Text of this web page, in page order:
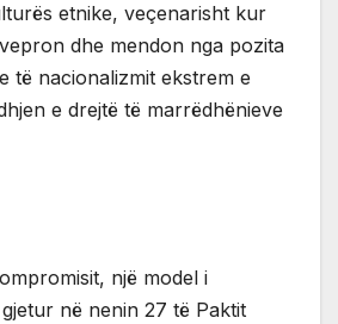
etnike, veçenarisht kur
dhe mendon nga pozita
të nacionalizmit ekstrem e
e drejtë të marrëdhënieve
një model i
në nenin 27 të Paktit